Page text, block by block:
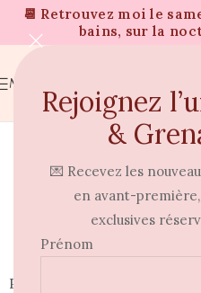
Rejoignez
&
💌 Recevez les
en avant-
exclusives
Prénom
📆 Retrouvez moi le
bains, sur la
MENU
Révéler sa
que
Perles et Grenadine est